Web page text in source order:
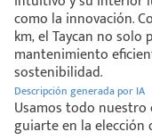
como la innovación.
km, el Taycan no
mantenimiento
sostenibilidad.
Descripción generada por IA
Usamos todo
guiarte en la